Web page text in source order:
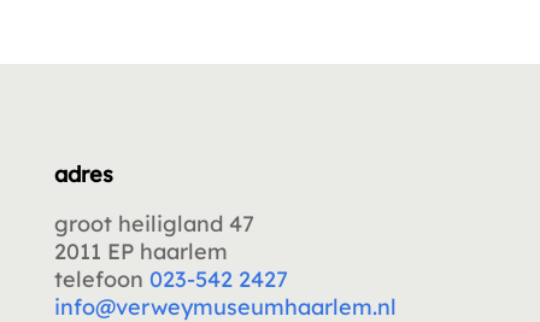
adres
groot heiligland 47
2011 EP haarlem
telefoon 023-542 2427
info@verweymuseumhaarlem.nl